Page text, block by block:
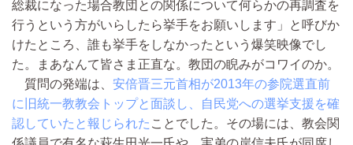
総裁になった場合教団との関係について何らかの再調査を
行うという方がいらしたら挙手をお願いします」と呼びか
けたところ、誰も挙手をしなかったという爆笑映像でし
た。まあなんて皆さま正直な。教団の睨みがコワイのか。
質問の発端は、 安倍晋三元首相が2013年の参院選直前
に旧統一教教会トップと面談し、自民党への選挙支援を確
認していたと報じられた ことでした。その場には、教会関